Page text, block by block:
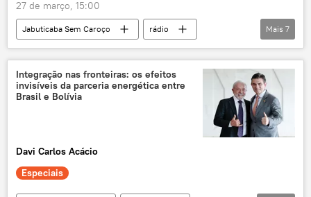
27 de março, 15:00
Jabuticaba Sem Caroço
rádio
podcast
Brasil
feminismo
feminicídio
sociedade civil
comportamento
discurso de ódio
Mais 7
Integração nas fronteiras: os efeitos
invisíveis da parceria energética entre
Brasil e Bolívia
Davi Carlos Acácio
Especiais